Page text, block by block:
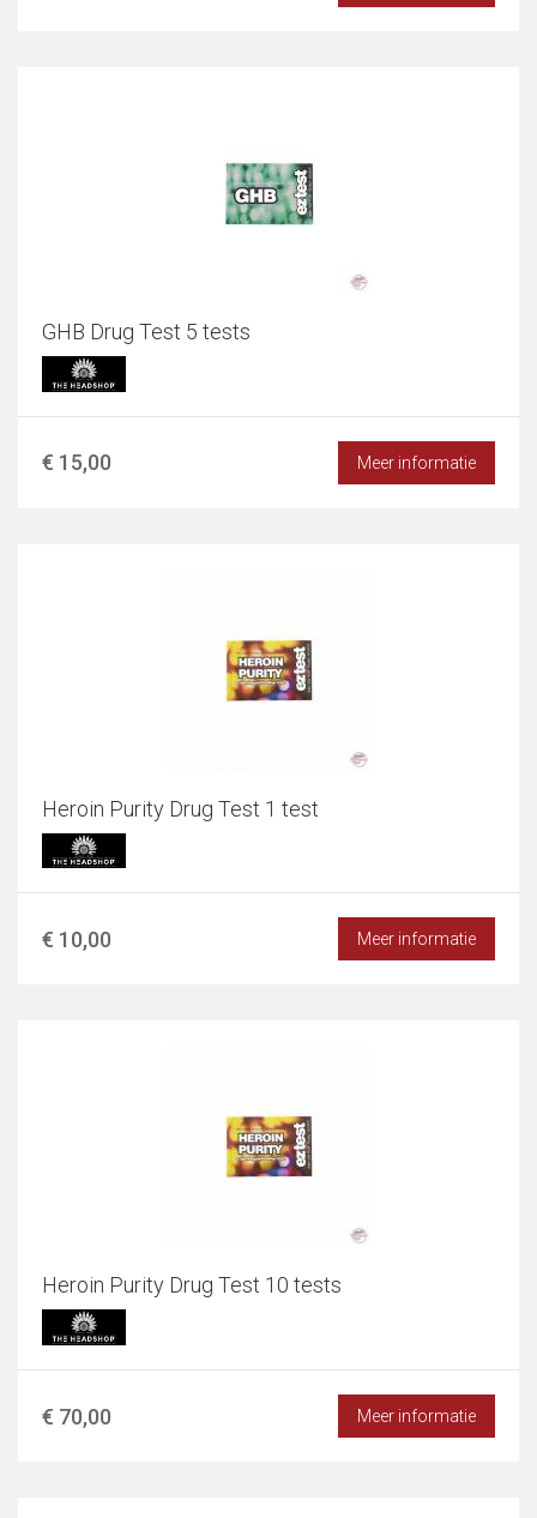
GHB Drug Test 5 tests
€ 15,00 Meer informatie
Heroin Purity Drug Test 1 test
€ 10,00 Meer informatie
Heroin Purity Drug Test 10 tests
€ 70,00 Meer informatie